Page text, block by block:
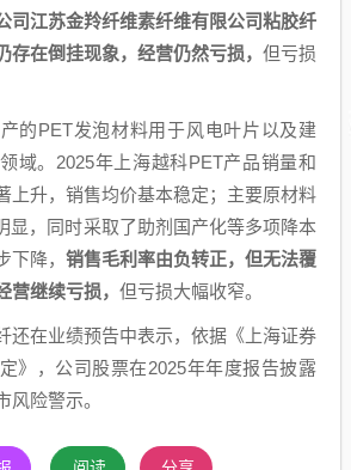
司江苏金羚纤维素纤维有限公司粘胶纤
存在倒挂现象，经营仍然亏损， 但亏损
的PET发泡材料用于风电叶片以及建
域。2025年上海越科PET产品销量和
上升，销售均价基本稳定；主要原材料
显，同时采取了助剂国产化等多项降本
下降， 销售毛利率由负转正，但无法覆
营继续亏损， 但亏损大幅收窄。
还在业绩预告中表示，依据《上海证券
》，公司股票在2025年年度报告披露
风险警示。